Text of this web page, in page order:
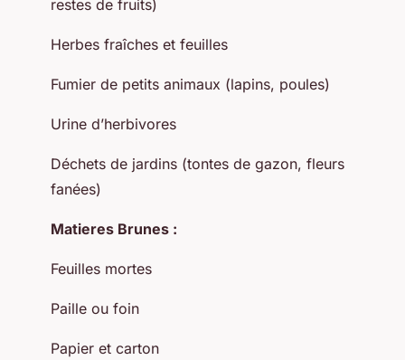
restes de fruits)
Herbes fraîches et feuilles
Fumier de petits animaux (lapins, poules)
Urine d’herbivores
Déchets de jardins (tontes de gazon, fleurs
fanées)
Matieres Brunes :
Feuilles mortes
Paille ou foin
Papier et carton